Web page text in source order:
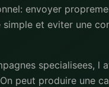
envoyer
simple et eviter une
specialisees, l
peut produire une